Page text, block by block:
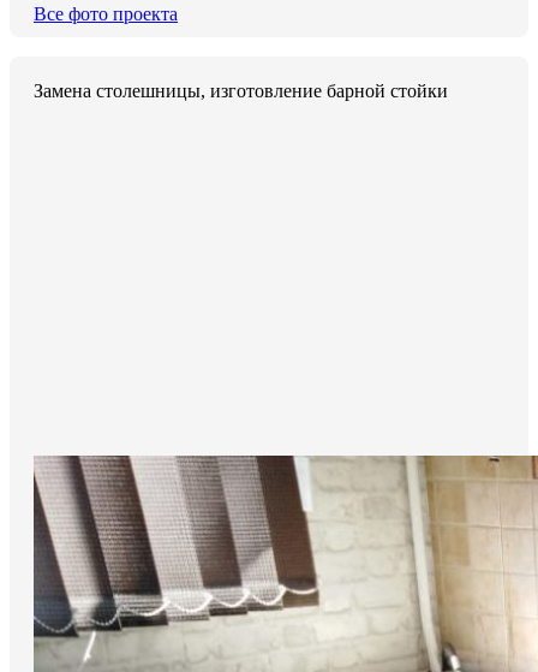
Все фото проекта
Замена столешницы, изготовление барной стойки